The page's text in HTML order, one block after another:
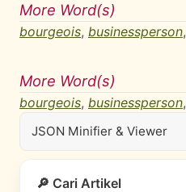
More Word(s)
bourgeois, businessperson,
More Word(s)
bourgeois, businessperson,
JSON Minifier & Viewer
🔎 Cari Artikel